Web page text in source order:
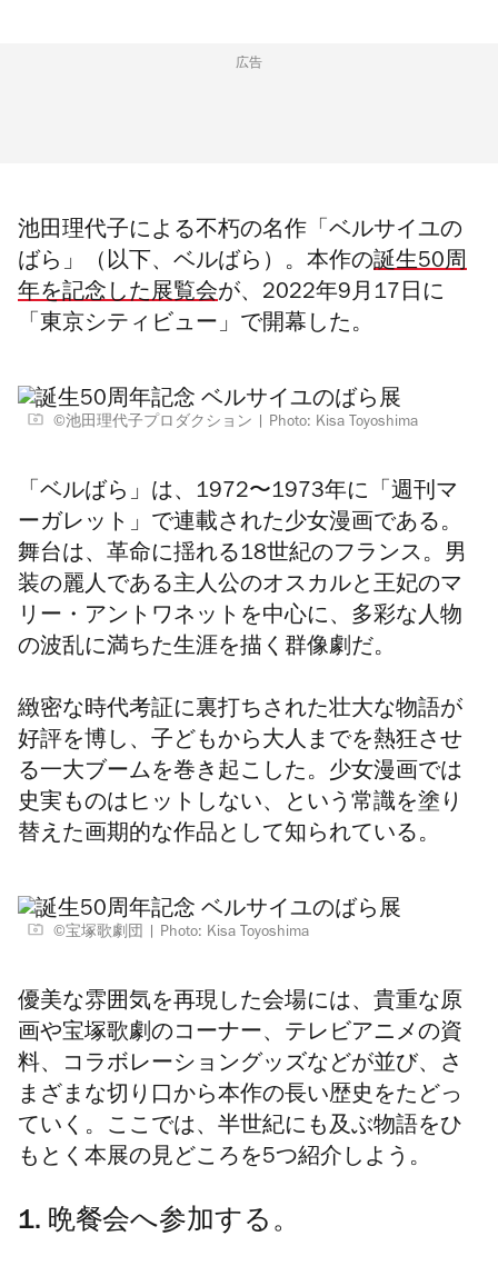
広告
池田理代子による不朽の名作「ベルサイユの
ばら」（以下、ベルばら）。本作の誕生50周
年を記念した展覧会が、2022年9月17日に
「東京シティビュー」で開幕した。
©池田理代子プロダクション Photo: Kisa Toyoshima
「ベルばら」は、1972〜1973年に「週刊マ
ーガレット」で連載された少女漫画である。
舞台は、革命に揺れる18世紀のフランス。男
装の麗人である主人公のオスカルと王妃のマ
リー・アントワネットを中心に、多彩な人物
の波乱に満ちた生涯を描く群像劇だ。
緻密な時代考証に裏打ちされた壮大な物語が
好評を博し、子どもから大人までを熱狂させ
る一大ブームを巻き起こした。少女漫画では
史実ものはヒットしない、という常識を塗り
替えた画期的な作品として知られている。
©宝塚歌劇団 Photo: Kisa Toyoshima
優美な雰囲気を再現した会場には、貴重な原
画や宝塚歌劇のコーナー、テレビアニメの資
料、コラボレーショングッズなどが並び、さ
まざまな切り口から本作の長い歴史をたどっ
ていく。ここでは、半世紀にも及ぶ物語をひ
もとく本展の見どころを5つ紹介しよう。
1. 晩餐会へ参加する。